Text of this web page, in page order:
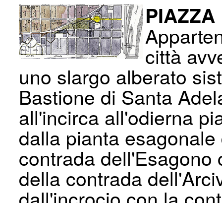
PIAZZA
città
uno slargo alberato
Bastione di Santa
all'incirca all'odierna
dalla pianta
contrada
della contrada